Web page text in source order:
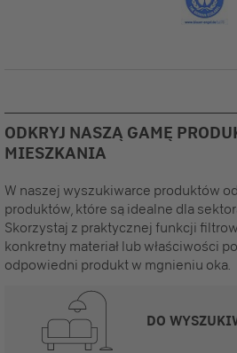
ODKRYJ NASZĄ GAMĘ
MIESZKANIA
W naszej wyszukiwarce produktów
produktów, które są idealne dla
Skorzystaj z praktycznej funkcji
konkretny materiał lub właściwości
odpowiedni produkt w mgnieniu oka.
DO